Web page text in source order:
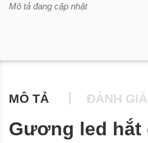
Mô tả đang cập nhật
MÔ TẢ ĐÁNH GIÁ
Gương led hắt